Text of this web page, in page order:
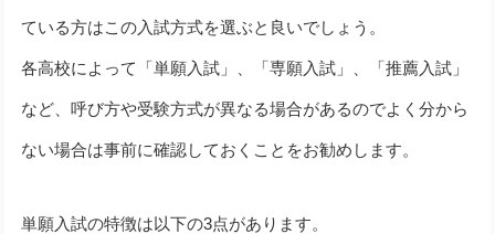
ている方はこの入試方式を選ぶと良いでしょう。
各高校によって「単願入試」、「専願入試」、「推薦入試」
など、呼び方や受験方式が異なる場合があるのでよく分から
ない場合は事前に確認しておくことをお勧めします。
単願入試の特徴は以下の3点があります。